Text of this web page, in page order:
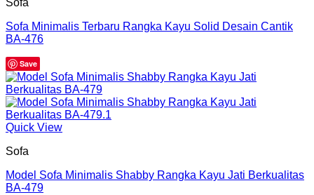
Sofa
Sofa Minimalis Terbaru Rangka Kayu Solid Desain Cantik
BA-476
Save
Quick View
Sofa
Model Sofa Minimalis Shabby Rangka Kayu Jati Berkualitas
BA-479